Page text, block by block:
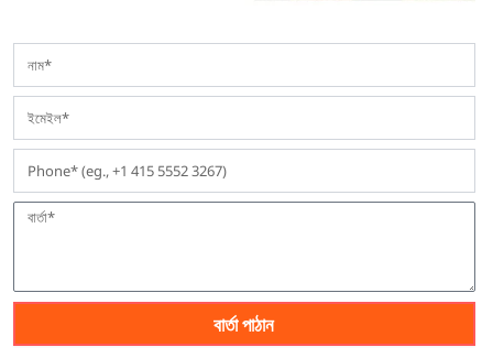
বার্তা পাঠান